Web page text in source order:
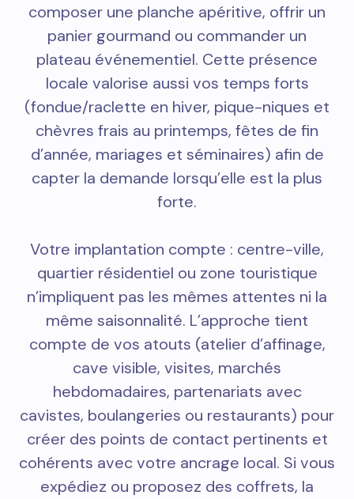
composer une planche apéritive, offrir un
panier gourmand ou commander un
plateau événementiel. Cette présence
locale valorise aussi vos temps forts
(fondue/raclette en hiver, pique-niques et
chèvres frais au printemps, fêtes de fin
d’année, mariages et séminaires) afin de
capter la demande lorsqu’elle est la plus
forte.
Votre implantation compte : centre-ville,
quartier résidentiel ou zone touristique
n’impliquent pas les mêmes attentes ni la
même saisonnalité. L’approche tient
compte de vos atouts (atelier d’affinage,
cave visible, visites, marchés
hebdomadaires, partenariats avec
cavistes, boulangeries ou restaurants) pour
créer des points de contact pertinents et
cohérents avec votre ancrage local. Si vous
expédiez ou proposez des coffrets, la